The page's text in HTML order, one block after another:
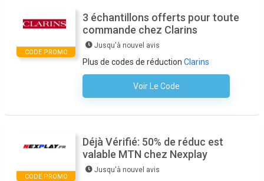
CODE PROMO
3 échantillons offerts pour toute
commande chez Clarins
Jusqu'à nouvel avis
Plus de codes de réduction Clarins
Voir Le Code
Aucun Code N'est Nécessaire
CODE PROMO
Déjà Vérifié: 50% de réduc est
valable MTN chez Nexplay
Jusqu'à nouvel avis